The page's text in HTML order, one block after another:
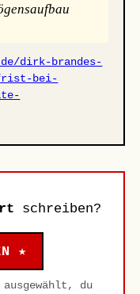
dirk-brandes-
bei-
schreiben?
★
du